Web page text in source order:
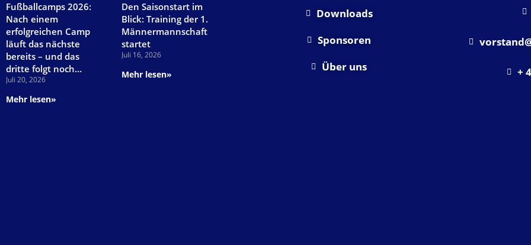
Fußballcamps 2026:
Nach einem
erfolgreichen Camp
läuft das nächste
bereits – und das
dritte folgt noch…
Juli 20, 2026
Mehr lesen»
Den Saisonstart im
Blick: Training der 1.
Männermannschaft
startet
Juli 16, 2026
Mehr lesen»
Downloads
Sponsoren
Über uns
+